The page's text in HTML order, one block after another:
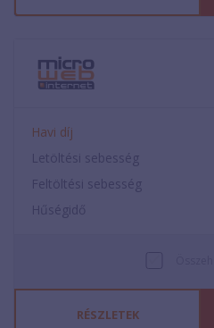
Havi díj
Letöltési sebesség
Feltöltési sebesség
Hűségidő
RÉSZLETEK